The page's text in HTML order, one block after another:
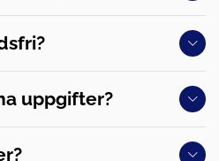
uppgifter?